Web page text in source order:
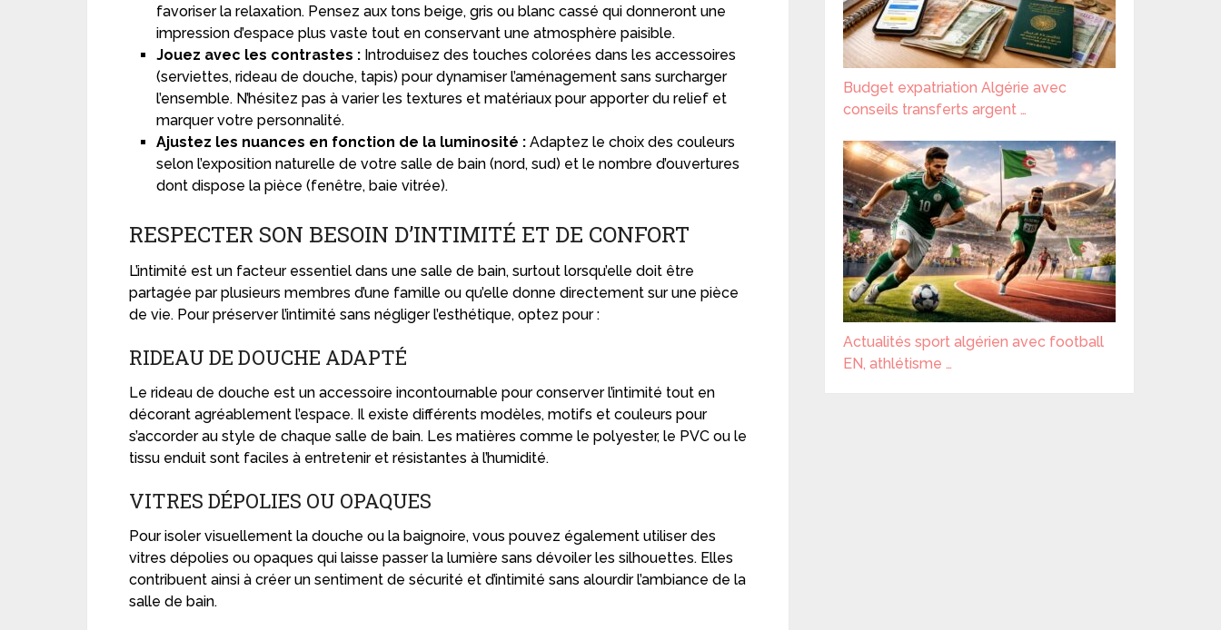
favoriser la relaxation. Pensez aux tons beige, gris ou blanc cassé qui donneront une
impression d’espace plus vaste tout en conservant une atmosphère paisible.
Jouez avec les contrastes : Introduisez des touches colorées dans les accessoires
(serviettes, rideau de douche, tapis) pour dynamiser l’aménagement sans surcharger
l’ensemble. N’hésitez pas à varier les textures et matériaux pour apporter du relief et
marquer votre personnalité.
Ajustez les nuances en fonction de la luminosité : Adaptez le choix des couleurs
selon l’exposition naturelle de votre salle de bain (nord, sud) et le nombre d’ouvertures
dont dispose la pièce (fenêtre, baie vitrée).
RESPECTER SON BESOIN D’INTIMITÉ ET DE CONFORT
L’intimité est un facteur essentiel dans une salle de bain, surtout lorsqu’elle doit être
partagée par plusieurs membres d’une famille ou qu’elle donne directement sur une pièce
de vie. Pour préserver l’intimité sans négliger l’esthétique, optez pour :
RIDEAU DE DOUCHE ADAPTÉ
Le rideau de douche est un accessoire incontournable pour conserver l’intimité tout en
décorant agréablement l’espace. Il existe différents modèles, motifs et couleurs pour
s’accorder au style de chaque salle de bain. Les matières comme le polyester, le PVC ou le
tissu enduit sont faciles à entretenir et résistantes à l’humidité.
VITRES DÉPOLIES OU OPAQUES
Pour isoler visuellement la douche ou la baignoire, vous pouvez également utiliser des
vitres dépolies ou opaques qui laisse passer la lumière sans dévoiler les silhouettes. Elles
contribuent ainsi à créer un sentiment de sécurité et d’intimité sans alourdir l’ambiance de la
salle de bain.
Budget expatriation Algérie avec
conseils transferts argent …
Actualités sport algérien avec football
EN, athlétisme …